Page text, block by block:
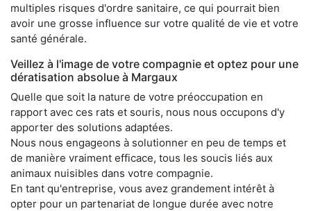
multiples risques d'ordre sanitaire, ce qui pourrait bien
avoir une grosse influence sur votre qualité de vie et votre
santé générale.
Veillez à l'image de votre compagnie et optez pour une
dératisation absolue à Margaux
Quelle que soit la nature de votre préoccupation en
rapport avec ces rats et souris, nous nous occupons d'y
apporter des solutions adaptées.
Nous nous engageons à solutionner en peu de temps et
de manière vraiment efficace, tous les soucis liés aux
animaux nuisibles dans votre compagnie.
En tant qu'entreprise, vous avez grandement intérêt à
opter pour un partenariat de longue durée avec notre